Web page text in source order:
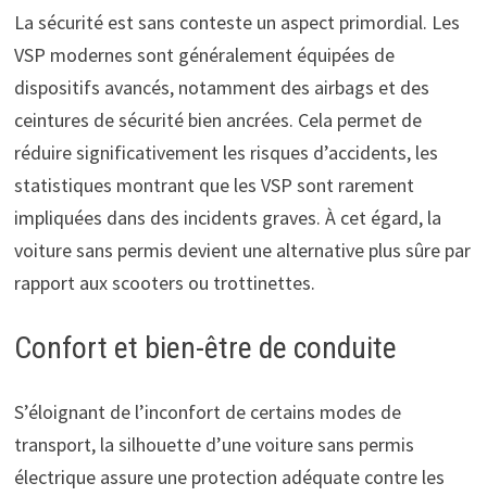
La sécurité est sans conteste un aspect primordial. Les
VSP modernes sont généralement équipées de
dispositifs avancés, notamment des airbags et des
ceintures de sécurité bien ancrées. Cela permet de
réduire significativement les risques d’accidents, les
statistiques montrant que les VSP sont rarement
impliquées dans des incidents graves. À cet égard, la
voiture sans permis devient une alternative plus sûre par
rapport aux scooters ou trottinettes.
Confort et bien-être de conduite
S’éloignant de l’inconfort de certains modes de
transport, la silhouette d’une voiture sans permis
électrique assure une protection adéquate contre les